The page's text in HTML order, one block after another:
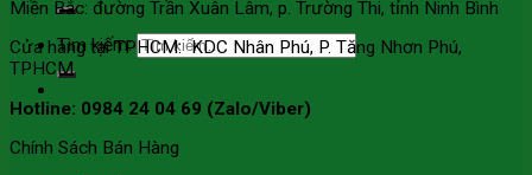
Tìm kiếm:
Miền Bắc: đường Trần Xuân Lâm, p. Trường Thi, tỉnh Ninh Bình
Cửa hàng tại TPHCM: KDC Nhân Phú, P. Tăng Nhơn Phú,
TPHCM
Hotline: 0984 24 04 69 (Zalo/Viber)
Chính Sách Bán Hàng